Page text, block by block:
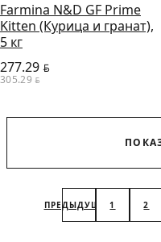
Farmina N&D GF Prime
Kitten (Курица и гранат),
5 кг
277.29 BYN
305.29 BYN
ПРЕДЫДУЩАЯ
1 2